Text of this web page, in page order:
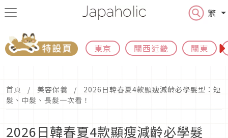
繁
東京 關西近畿 關東
首頁 美容保養
2026日韓春夏4款顯瘦減齡必學髮型：短
髮、中髮、長髮一次看！
2026日韓春夏4款顯瘦減齡必學髮